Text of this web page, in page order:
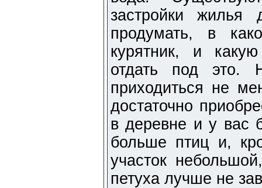
застройки жилья
продумать, в
курятник, и
отдать под это.
приходиться не
достаточно
в деревне и у вас
больше птиц и,
участок
петуха лучше не